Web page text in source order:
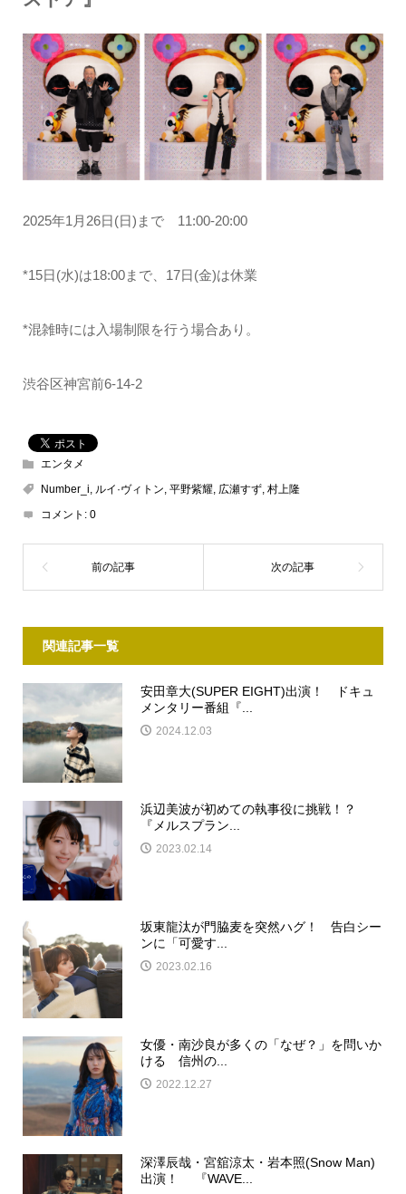
2025年1月26日(日)まで 11:00-20:00
*15日(水)は18:00まで、17日(金)は休業
*混雑時には入場制限を行う場合あり。
渋谷区神宮前6-14-2
エンタメ
Number_i
ルイ·ヴィトン 平野紫耀 広瀬すず, 村上隆
コメント: 0
関連記事一覧
安田章大(SUPER EIGHT)出演！ ドキュ
メンタリー番組『...
2024.12.03
浜辺美波が初めての執事役に挑戦！？
『メルスプラン...
2023.02.14
坂東龍汰が門脇麦を突然ハグ！ 告白シー
ンに「可愛す...
2023.02.16
女優・南沙良が多くの「なぜ？」を問いか
ける 信州の...
2022.12.27
深澤辰哉・宮舘涼太・岩本照(Snow Man)
出演！ 『WAVE...